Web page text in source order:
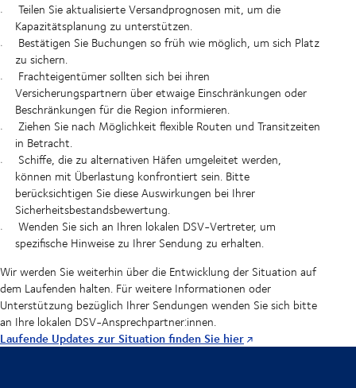
Teilen Sie aktualisierte Versandprognosen mit, um die
Kapazitätsplanung zu unterstützen.
Bestätigen Sie Buchungen so früh wie möglich, um sich Platz
zu sichern.
Frachteigentümer sollten sich bei ihren
Versicherungspartnern über etwaige Einschränkungen oder
Beschränkungen für die Region informieren.
Ziehen Sie nach Möglichkeit flexible Routen und Transitzeiten
in Betracht.
Schiffe, die zu alternativen Häfen umgeleitet werden,
können mit Überlastung konfrontiert sein. Bitte
berücksichtigen Sie diese Auswirkungen bei Ihrer
Sicherheitsbestandsbewertung.
Wenden Sie sich an Ihren lokalen DSV-Vertreter, um
spezifische Hinweise zu Ihrer Sendung zu erhalten.
Wir werden Sie weiterhin über die Entwicklung der Situation auf
dem Laufenden halten. Für weitere Informationen oder
Unterstützung bezüglich Ihrer Sendungen wenden Sie sich bitte
an Ihre lokalen DSV-Ansprechpartner:innen.
Laufende Updates zur Situation finden Sie hier